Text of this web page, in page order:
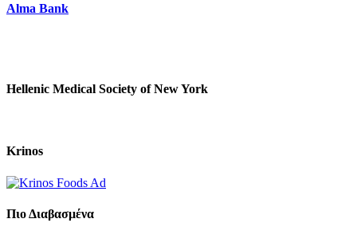
Alma Bank
Hellenic Medical Society of New York
Krinos
Πιο Διαβασμένα